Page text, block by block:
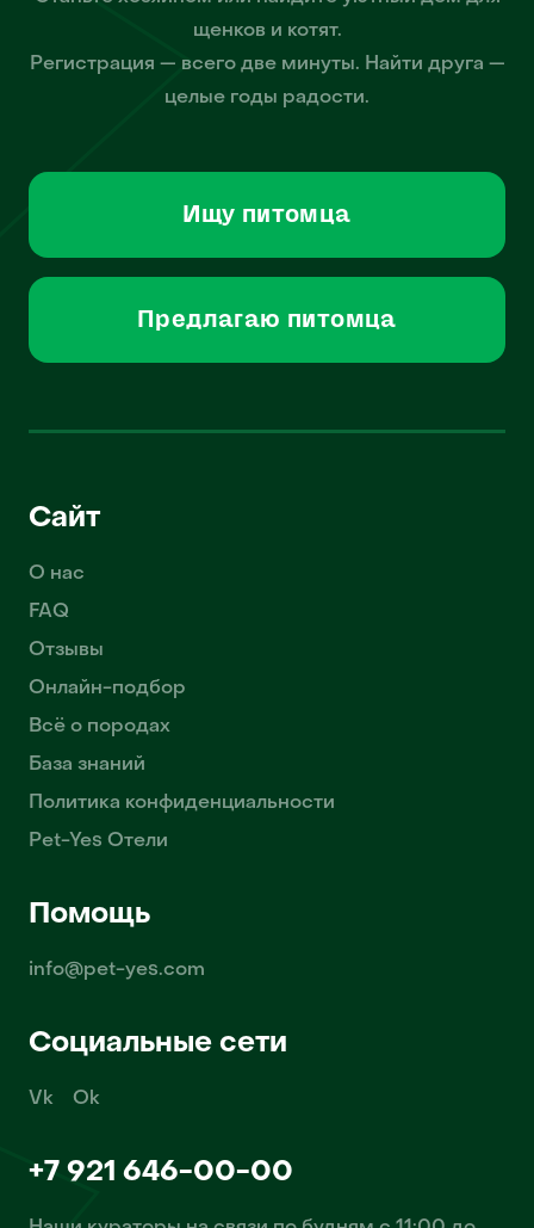
щенков и котят.
Регистрация — всего две минуты. Найти друга —
целые годы радости.
Ищу питомца
Предлагаю питомца
Сайт
О нас
FAQ
Отзывы
Онлайн-подбор
Всё о породах
База знаний
Политика конфиденциальности
Pet-Yes Отели
Помощь
info@pet-yes.com
Социальные сети
Vk Ok
+7 921 646-00-00